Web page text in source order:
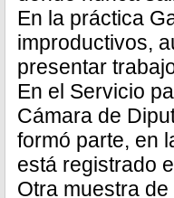
En la práctica
improductivos,
presentar
En el Servicio
Cámara de
formó parte, en
está registrado
Otra muestra